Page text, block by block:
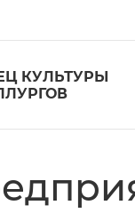
КУЛЬТУРЫ